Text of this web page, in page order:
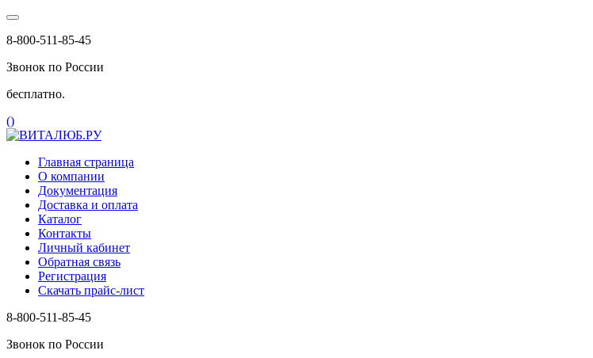
8-800-511-85-45
Звонок по России
бесплатно.
()
Главная страница
О компании
Документация
Доставка и оплата
Каталог
Контакты
Личный кабинет
Обратная связь
Регистрация
Скачать прайс-лист
8-800-511-85-45
Звонок по России